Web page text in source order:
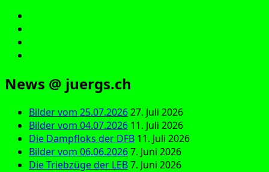
News @ juergs.ch
Bilder vom 25.07.202627. Juli 2026
Bilder vom 04.07.2026 11. Juli 2026
Die Dampfloks der DFB 11. Juli 2026
Bilder vom 06.06.20267. Juni 2026
Die Triebzüge der LEB7. Juni 2026